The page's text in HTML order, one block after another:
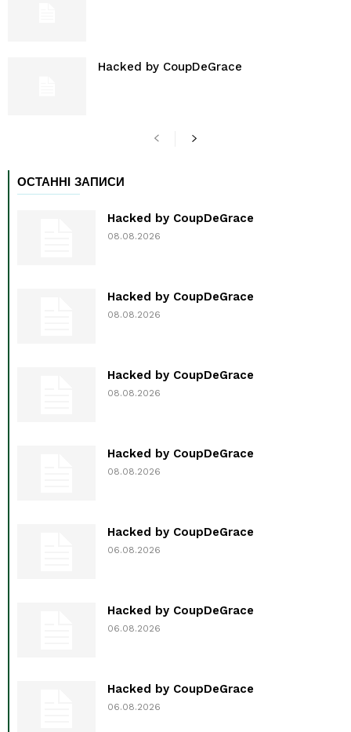
Hacked by CoupDeGrace
ОСТАННІ ЗАПИСИ
Hacked by CoupDeGrace
08.08.2026
Hacked by CoupDeGrace
08.08.2026
Hacked by CoupDeGrace
08.08.2026
Hacked by CoupDeGrace
08.08.2026
Hacked by CoupDeGrace
06.08.2026
Hacked by CoupDeGrace
06.08.2026
Hacked by CoupDeGrace
06.08.2026